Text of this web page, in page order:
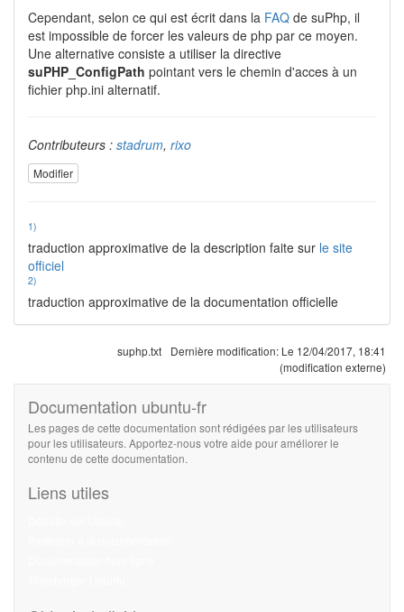
Cependant, selon ce qui est écrit dans la FAQ de suPhp, il
est impossible de forcer les valeurs de php par ce moyen.
Une alternative consiste a utiliser la directive
suPHP_ConfigPath pointant vers le chemin d'acces à un
fichier php.ini alternatif.
Contributeurs : stadrum, rixo
Modifier
1)
traduction approximative de la description faite sur le site
officiel
2)
traduction approximative de la documentation officielle
suphp.txt Dernière modification: Le 12/04/2017, 18:41
(modification externe)
Documentation ubuntu-fr
Les pages de cette documentation sont rédigées par les utilisateurs
pour les utilisateurs. Apportez-nous votre aide pour améliorer le
contenu de cette documentation.
Liens utiles